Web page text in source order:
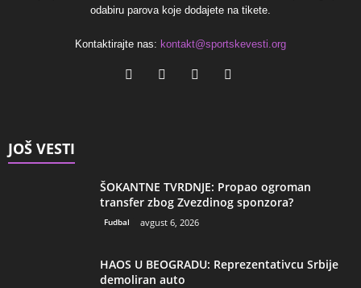
odabiru parova koje dodajete na tikete.
Kontaktirajte nas: kontakt@sportskevesti.org
JOŠ VESTI
ŠOKANTNE TVRDNJE: Propao ogroman
transfer zbog Zvezdinog sponzora?
Fudbal avgust 6, 2026
HAOS U BEOGRADU: Reprezentativcu Srbije
demoliran auto